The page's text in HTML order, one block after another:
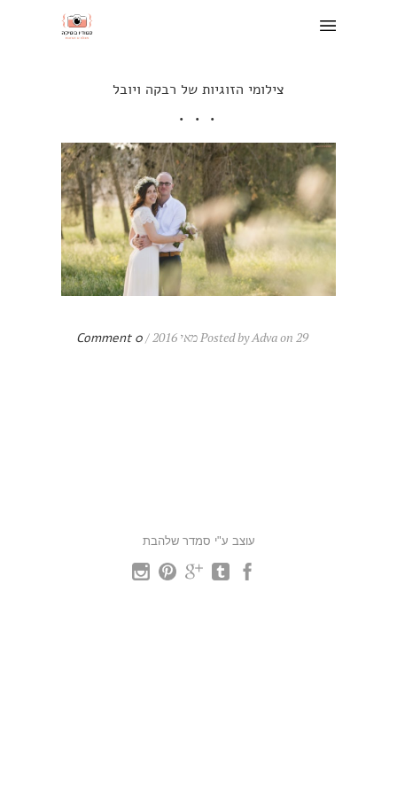
צילומי הזוגיות של רבקה ויובל
Posted by Adva on 29 מאי 2016 / 0 Comment
עוצב ע"י סמדר שלהבת